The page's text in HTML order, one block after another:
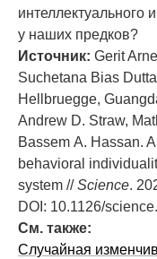
интеллектуального
у наших предков?
Источник: Gerit
Suchetana Bias
Hellbruegge,
Andrew D. Straw,
Bassem A. Hassan.
behavioral
system //Science.
DOI: 10.1126/
См. также:
Случайная